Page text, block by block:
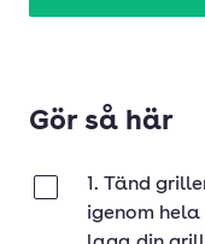
Gör så här
1. Tänd
igenom